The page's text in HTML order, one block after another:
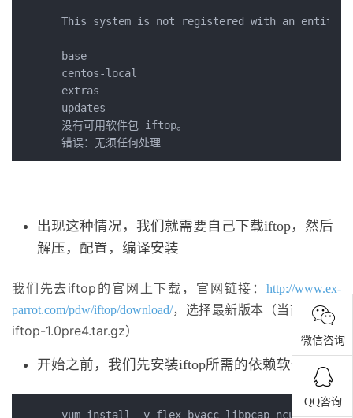
微信咨询
QQ咨询
This system is not registered with an
base
centos-local
extras
updates
没有可用软件包 iftop。
出现这种情况，我们就需要自己下载iftop，然后
解压，配置，编译安装
我们先去iftop的官网上下载，官网链接： http://www.ex-
parrot.com/pdw/iftop/download/，选择最新版本（当前最新版
iftop-1.0pre4.tar.gz）
开始之前，我们先安装iftop所需的依赖软件，